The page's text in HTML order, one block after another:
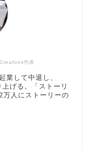
代表
業して中退し、
げる。「ストーリ
万人にストーリーの